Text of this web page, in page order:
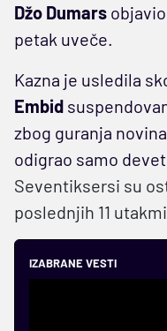
Džo Dumars
petak uveče.
Kazna je usledila
Embid
zbog guranja
odigrao samo
Seventiksersi su
poslednjih 11
IZABRANE VESTI